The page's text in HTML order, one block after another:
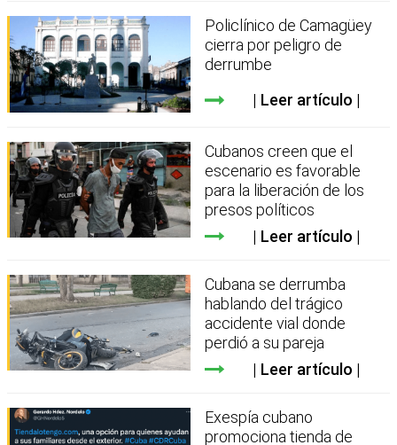
Policlínico de Camagüey
cierra por peligro de
derrumbe
Leer artículo
Cubanos creen que el
escenario es favorable
para la liberación de los
presos políticos
Leer artículo
Cubana se derrumba
hablando del trágico
accidente vial donde
perdió a su pareja
Leer artículo
Exespía cubano
promociona tienda de